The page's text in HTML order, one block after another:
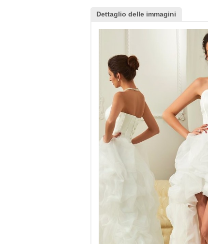
Dettaglio delle immagini